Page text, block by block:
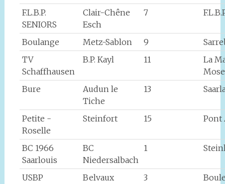
F.L.B.P.
SENIORS
Clair-Chêne
Esch
7
Boulange Metz-Sablon 9
TV
Schaffhausen
B.P. Kayl 11
La
Bure
Audun le
Tiche
13
Petite -
Roselle
Steinfort 15 Pont
BC 1966
Saarlouis
BC
Niedersalbach
1
USBP
Belvaux 3